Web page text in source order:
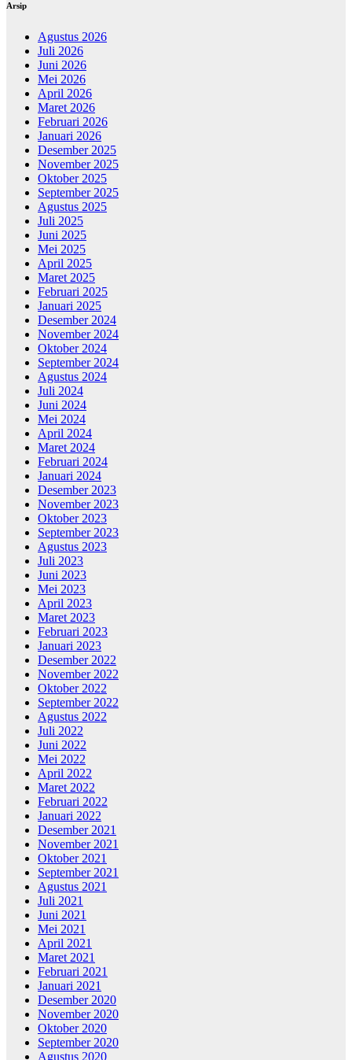
Arsip
Agustus 2026
Juli 2026
Juni 2026
Mei 2026
April 2026
Maret 2026
Februari 2026
Januari 2026
Desember 2025
November 2025
Oktober 2025
September 2025
Agustus 2025
Juli 2025
Juni 2025
Mei 2025
April 2025
Maret 2025
Februari 2025
Januari 2025
Desember 2024
November 2024
Oktober 2024
September 2024
Agustus 2024
Juli 2024
Juni 2024
Mei 2024
April 2024
Maret 2024
Februari 2024
Januari 2024
Desember 2023
November 2023
Oktober 2023
September 2023
Agustus 2023
Juli 2023
Juni 2023
Mei 2023
April 2023
Maret 2023
Februari 2023
Januari 2023
Desember 2022
November 2022
Oktober 2022
September 2022
Agustus 2022
Juli 2022
Juni 2022
Mei 2022
April 2022
Maret 2022
Februari 2022
Januari 2022
Desember 2021
November 2021
Oktober 2021
September 2021
Agustus 2021
Juli 2021
Juni 2021
Mei 2021
April 2021
Maret 2021
Februari 2021
Januari 2021
Desember 2020
November 2020
Oktober 2020
September 2020
Agustus 2020